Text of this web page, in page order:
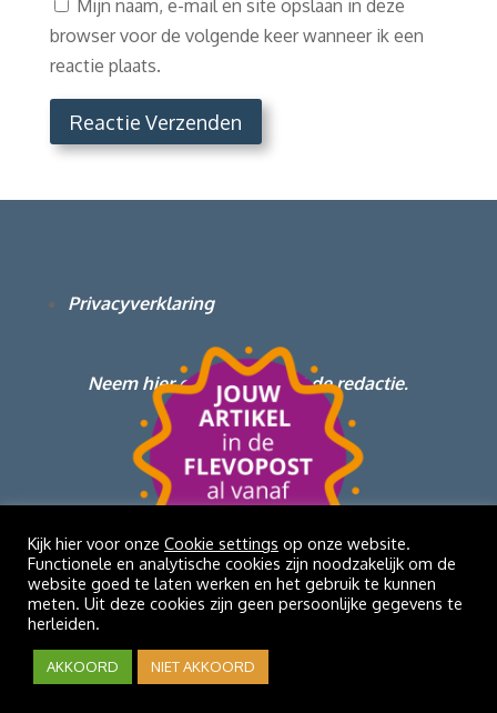
Mijn naam, e-mail en site opslaan in deze
browser voor de volgende keer wanneer ik een
reactie plaats.
Reactie Verzenden
Privacyverklaring
Neem hier contact op met de redactie.
u00a9 2026 | Lelystadmakers
Kijk hier voor onze Cookie settings op onze website.
Functionele en analytische cookies zijn noodzakelijk om de
website goed te laten werken en het gebruik te kunnen
meten. Uit deze cookies zijn geen persoonlijke gegevens te
herleiden.
AKKOORD NIET AKKOORD